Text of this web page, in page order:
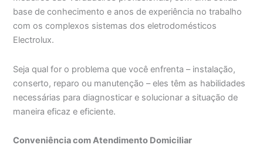
base de conhecimento e anos de experiência no trabalho
com os complexos sistemas dos eletrodomésticos
Electrolux.
Seja qual for o problema que você enfrenta – instalação,
conserto, reparo ou manutenção – eles têm as habilidades
necessárias para diagnosticar e solucionar a situação de
maneira eficaz e eficiente.
Conveniência com Atendimento Domiciliar